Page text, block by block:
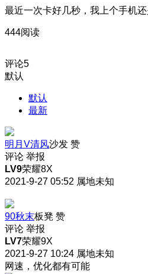
最近一次卡好几秒，我上个手机
444阅读
评论5
默认
默认
最新
明月V清风沙发 赞
评论 举报
LV9荣耀8X
2021-9-27 05:52 属地未知
90秋末板凳 赞
评论 举报
LV7荣耀9X
2021-9-27 10:24 属地未知
网速，优化都有可能